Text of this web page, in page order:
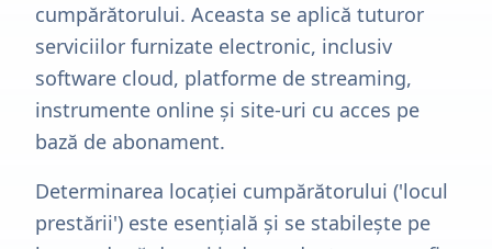
cumpărătorului. Aceasta se aplică tuturor
serviciilor furnizate electronic, inclusiv
software cloud, platforme de streaming,
instrumente online și site-uri cu acces pe
bază de abonament.
Determinarea locației cumpărătorului ('locul
prestării') este esențială și se stabilește pe